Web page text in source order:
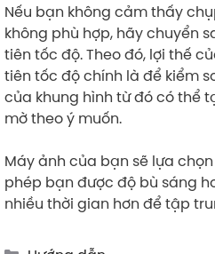
Nếu bạn không cảm thấy
không phù hợp, hãy chuyển
tiên tốc độ. Theo đó, lợi thế
tiên tốc độ chính là để kiểm
của khung hình từ đó có thể
mờ theo ý muốn.
Máy ảnh của bạn sẽ lựa
phép bạn được độ bù sáng
nhiều thời gian hơn để tập